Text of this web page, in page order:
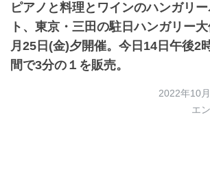
ピアノと料理とワインのハンガリ
ト、東京・三田の駐日ハンガリー
月25日(金)夕開催。今日14日午後2
間で3分の１を販売。
2022年10
エ